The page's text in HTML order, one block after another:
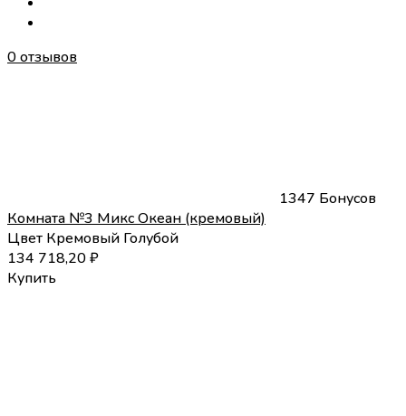
0 отзывов
1347 Бонусов
Комната №3 Микс Океан (кремовый)
Цвет Кремовый Голубой
134 718,20₽
Купить